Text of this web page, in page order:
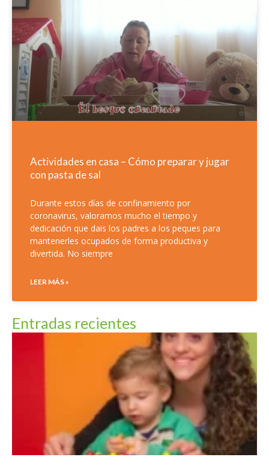
Actividades en casa – Cómo preparar y jugar
con pasta de sal
Durante estos días de confinamiento por
coronavirus, valoramos mucho el tiempo y
dedicación que dais los padres a los peques para
mantenerles ocupados de forma productiva y
divertida. No siempre
LEER MÁS »
Entradas recientes